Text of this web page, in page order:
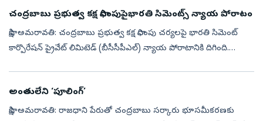
చంద్రబాబు ప్రభుత్వ కక్ష సాధింపుపైభారతి సిమెంట్స్‌ న్యాయ పోరాటం
సాక్షి, అమరావతి: చంద్రబాబు ప్రభుత్వ కక్ష సాధింపు చర్యలపై భారతి సిమెంట్‌
కార్పొరేషన్‌ ప్రైవేట్‌ లిమిటెడ్‌ (బీసీసీపీఎల్‌) న్యాయ పోరాటానికి దిగింది.
అంతులేని ‘పూలింగ్‌’
సాక్షి, అమరావతి: రాజధాని పేరుతో చంద్రబాబు సర్కారు భూసమీకరణకు